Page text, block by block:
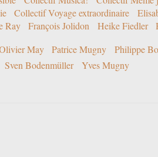
Collectif Voyage extraordinaire
Ray François Jolidon Heike Fiedler
May Patrice Mugny Philippe
Sven Bodenmüller Yves Mugny